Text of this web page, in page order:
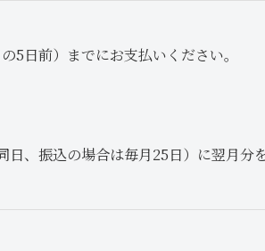
5日前）までにお支払いください。
、振込の場合は毎月25日）に翌月分